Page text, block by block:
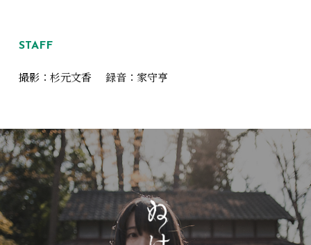
STAFF
撮影：杉元文香 録音：家守亨